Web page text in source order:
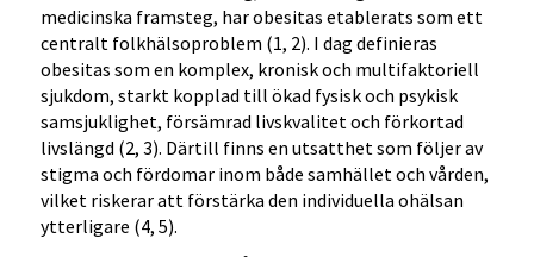
medicinska framsteg, har obesitas etablerats som ett
centralt folkhälsoproblem (1, 2). I dag definieras
obesitas som en komplex, kronisk och multifaktoriell
sjukdom, starkt kopplad till ökad fysisk och psykisk
samsjuklighet, försämrad livskvalitet och förkortad
livslängd (2, 3). Därtill finns en utsatthet som följer av
stigma och fördomar inom både samhället och vården,
vilket riskerar att förstärka den individuella ohälsan
ytterligare (4, 5).